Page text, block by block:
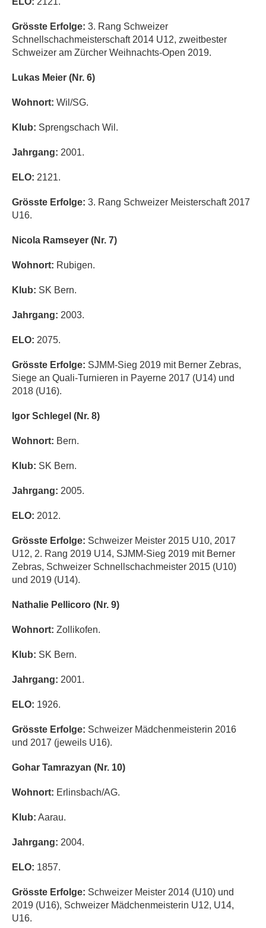
Grösste Erfolge: 3. Rang Schweizer
Schnellschachmeisterschaft 2014 U12, zweitbester
Schweizer am Zürcher Weihnachts-Open 2019.
Lukas Meier (Nr. 6)
Wohnort: Wil/SG.
Klub: Sprengschach Wil.
Jahrgang: 2001.
ELO: 2121.
Grösste Erfolge: 3. Rang Schweizer Meisterschaft 2017
U16.
Nicola Ramseyer (Nr. 7)
Wohnort: Rubigen.
Klub: SK Bern.
Jahrgang: 2003.
ELO: 2075.
Grösste Erfolge: SJMM-Sieg 2019 mit Berner Zebras,
Siege an Quali-Turnieren in Payerne 2017 (U14) und
2018 (U16).
Igor Schlegel (Nr. 8)
Wohnort: Bern.
Klub: SK Bern.
Jahrgang: 2005.
ELO: 2012.
Grösste Erfolge: Schweizer Meister 2015 U10, 2017
U12, 2. Rang 2019 U14, SJMM-Sieg 2019 mit Berner
Zebras, Schweizer Schnellschachmeister 2015 (U10)
und 2019 (U14).
Nathalie Pellicoro (Nr. 9)
Wohnort: Zollikofen.
Klub: SK Bern.
Jahrgang: 2001.
ELO: 1926.
Grösste Erfolge: Schweizer Mädchenmeisterin 2016
und 2017 (jeweils U16).
Gohar Tamrazyan (Nr. 10)
Wohnort: Erlinsbach/AG.
Klub: Aarau.
Jahrgang: 2004.
ELO: 1857.
Grösste Erfolge: Schweizer Meister 2014 (U10) und
2019 (U16), Schweizer Mädchenmeisterin U12, U14,
U16.